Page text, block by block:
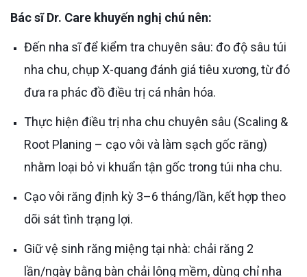
Bác sĩ Dr. Care khuyến nghị chú nên:
Đến nha sĩ để kiểm tra chuyên sâu: đo độ sâu túi
nha chu, chụp X-quang đánh giá tiêu xương, từ đó
đưa ra phác đồ điều trị cá nhân hóa.
Thực hiện điều trị nha chu chuyên sâu (Scaling &
Root Planing – cạo vôi và làm sạch gốc răng)
nhằm loại bỏ vi khuẩn tận gốc trong túi nha chu.
Cạo vôi răng định kỳ 3–6 tháng/lần, kết hợp theo
dõi sát tình trạng lợi.
Giữ vệ sinh răng miệng tại nhà: chải răng 2
lần/ngày bằng bàn chải lông mềm, dùng chỉ nha